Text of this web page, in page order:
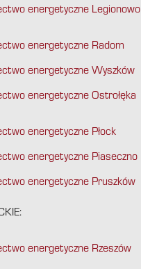
energetyczne Legionowo
energetyczne Radom
energetyczne Wyszków
energetyczne Ostrołęka
energetyczne Płock
energetyczne Piaseczno
energetyczne Pruszków
energetyczne Rzeszów